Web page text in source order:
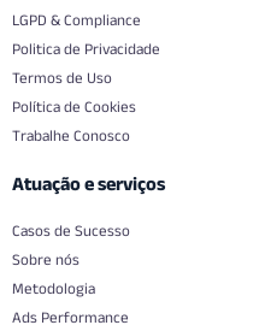
LGPD & Compliance
Politica de Privacidade
Termos de Uso
Política de Cookies
Trabalhe Conosco
Atuação e serviços
Casos de Sucesso
Sobre nós
Metodologia
Ads Performance